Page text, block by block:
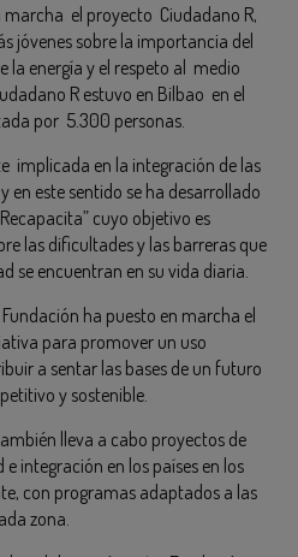
marcha el proyecto Ciudadano R,
jóvenes sobre la importancia del
la energía y el respeto al medio
R estuvo en Bilbao en el
por 5.300 personas.
implicada en la integración de las
en este sentido se ha desarrollado
cuyo objetivo es
las dificultades y las barreras que
se encuentran en su vida diaria.
ha puesto en marcha el
para promover un uso
a sentar las bases de un futuro
y sostenible.
lleva a cabo proyectos de
integración en los países en los
con programas adaptados a las
zona.